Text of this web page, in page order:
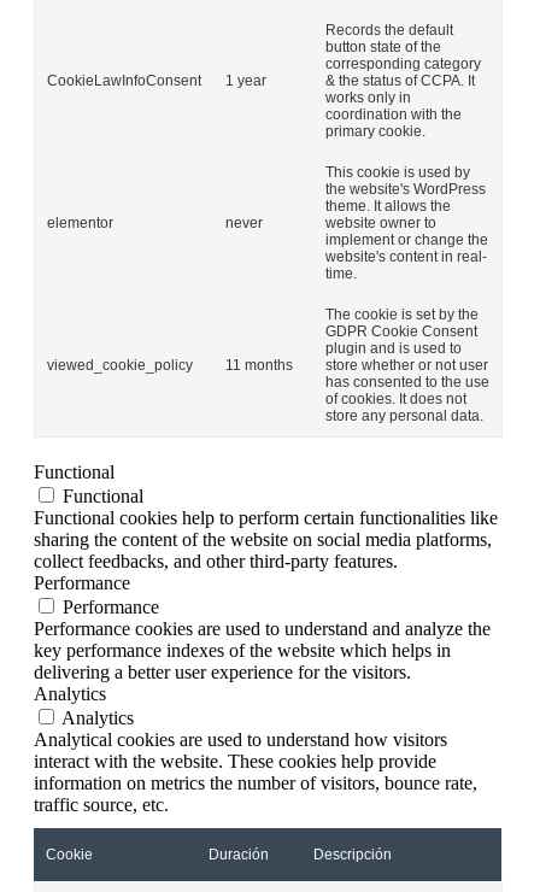
CookieLawInfoConsent 1 year
Records the default
button state of the
corresponding category
& the status of CCPA. It
works only in
coordination with the
primary cookie.
elementor never
This cookie is used by
the website's WordPress
theme. It allows the
website owner to
implement or change the
website's content in real-
time.
viewed_cookie_policy 11 months
The cookie is set by the
GDPR Cookie Consent
plugin and is used to
store whether or not user
has consented to the use
of cookies. It does not
store any personal data.
Functional
Functional
Functional cookies help to perform certain functionalities like
sharing the content of the website on social media platforms,
collect feedbacks, and other third-party features.
Performance
Performance
Performance cookies are used to understand and analyze the
key performance indexes of the website which helps in
delivering a better user experience for the visitors.
Analytics
Analytics
Analytical cookies are used to understand how visitors
interact with the website. These cookies help provide
information on metrics the number of visitors, bounce rate,
traffic source, etc.
Cookie Duración Descripción